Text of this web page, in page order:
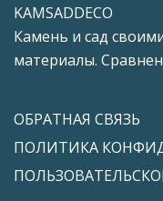
KAMSADDECO
Камень и сад
материалы.
ОБРАТНАЯ СВЯЗЬ
ПОЛИТИКА